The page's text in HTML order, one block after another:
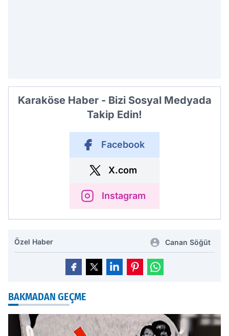
Karaköse Haber - Bizi Sosyal Medyada
Takip Edin!
Facebook
X.com
Instagram
Özel Haber Canan Söğüt
BAKMADAN GEÇME